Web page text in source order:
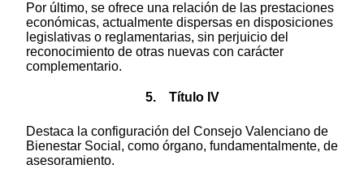
Por último, se ofrece una relación de las prestaciones
económicas, actualmente dispersas en disposiciones
legislativas o reglamentarias, sin perjuicio del
reconocimiento de otras nuevas con carácter
complementario.
5. Título IV
Destaca la configuración del Consejo Valenciano de
Bienestar Social, como órgano, fundamentalmente, de
asesoramiento.